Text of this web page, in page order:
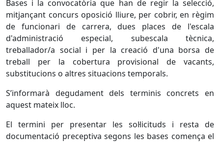
Bases i la convocatòria que han de regir la selecció,
mitjançant concurs oposició lliure, per cobrir, en règim
de funcionari de carrera, dues places de l'escala
d'administració especial, subescala tècnica,
treballador/a social i per la creació d'una borsa de
treball per la cobertura provisional de vacants,
substitucions o altres situacions temporals.
S’informarà degudament dels terminis concrets en
aquest mateix lloc.
El termini per presentar les sol·licituds i resta de
documentació preceptiva segons les bases comença el